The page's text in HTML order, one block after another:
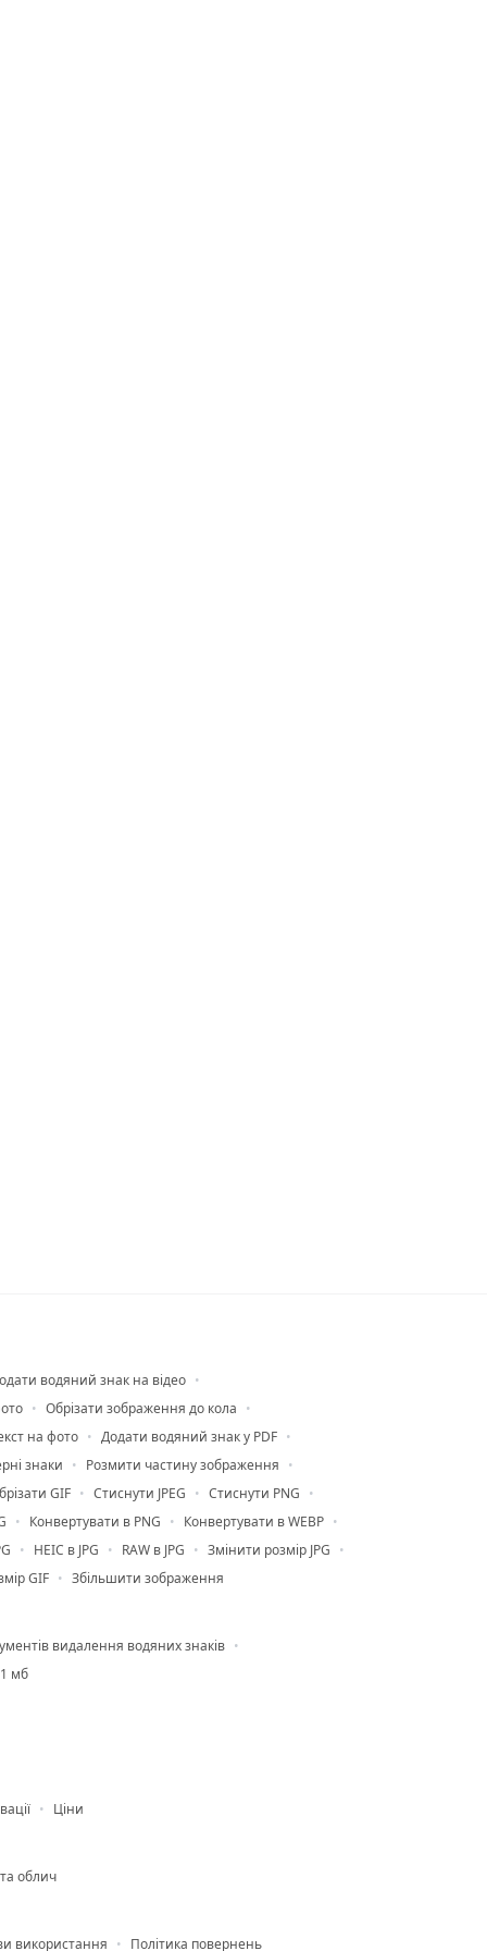
водяний знак на відео
Обрізати зображення до кола
на фото
Додати водяний знак у PDF
знаки
Розмити частину зображення
GIF Стиснути JPEG
Стиснути PNG
Конвертувати в PNG
Конвертувати в WEBP
HEIC в JPG RAW в JPG
Змінити розмір JPG
GIF Збільшити зображення
видалення водяних знаків
мб
Ціни
облич
використання Політика повернень